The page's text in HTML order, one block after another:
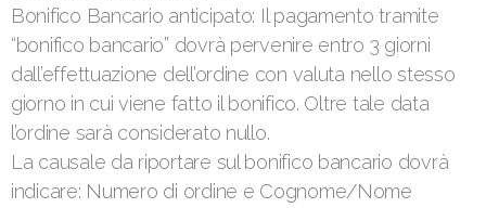
Bonifico Bancario anticipato: Il pagamento tramite
“bonifico bancario” dovrà pervenire entro 3 giorni
dall’effettuazione dell’ordine con valuta nello stesso
giorno in cui viene fatto il bonifico. Oltre tale data
l’ordine sarà considerato nullo.
La causale da riportare sul bonifico bancario dovrà
indicare: Numero di ordine e Cognome/Nome